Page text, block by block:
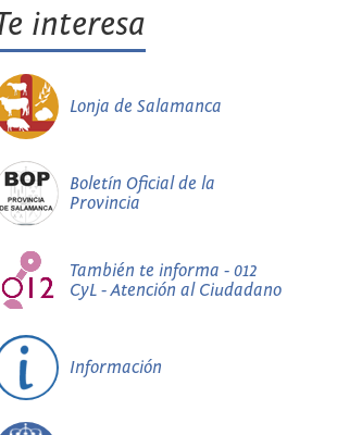
interesa
Lonja de Salamanca
Boletín Oficial de la
Provincia
También te informa - 012
CyL - Atención al Ciudadano
Información